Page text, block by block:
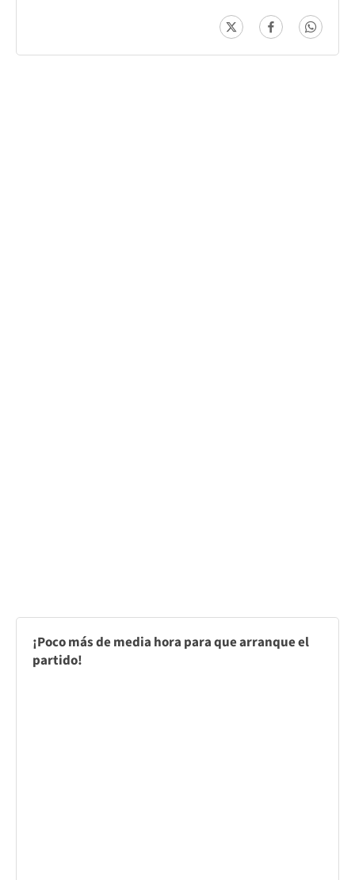
¡Poco más de media hora para que arranque el
partido!